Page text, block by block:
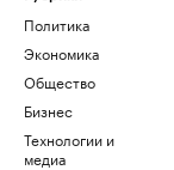
Политика
Экономика
Общество
Бизнес
Технологии и
медиа